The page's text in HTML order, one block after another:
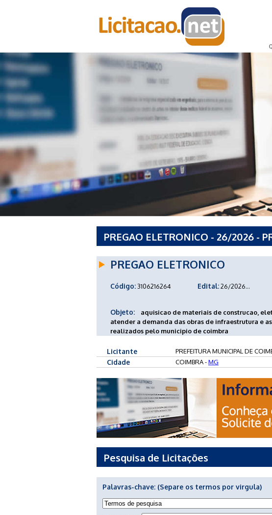
PREGAO ELETRONICO - 26/2026 -
PREGAO ELETRONICO
Código:3106216264 Edital:26/2026...
Objeto:
aquisicao de materiais de construcao,
atender a demanda das obras de infraestrutura e
realizados pelo municipio de coimbra
Licitante PREFEITURA MUNICIPAL DE
Cidade COIMBRA -MG
Pesquisa de Licitações
Palavras-chave: (Separe os termos por virgula)